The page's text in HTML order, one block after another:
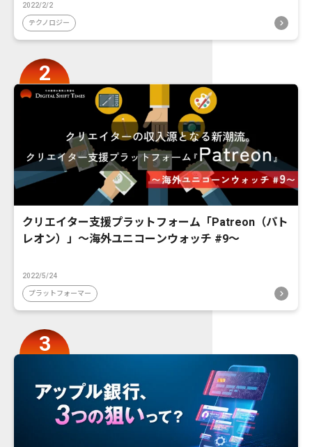
2022/2/2
テクノロジー
クリエイター支援プラットフォーム「Patreon（パト
レオン）」〜海外ユニコーンウォッチ #9〜
2022/5/24
プラットフォーマー